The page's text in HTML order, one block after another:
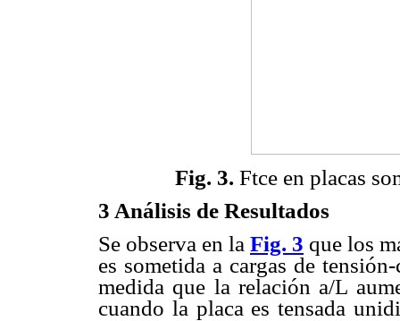
Fig. 3. Ftce en placas
3 Análisis de Resultados
Se observa en la Fig. 3 que los
es sometida a cargas de
medida que la relación a/L
cuando la placa es tensada